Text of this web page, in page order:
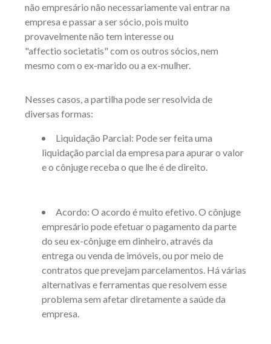
não empresário não necessariamente vai entrar na
empresa e passar a ser sócio, pois muito
provavelmente não tem interesse ou
"affectio societatis" com os outros sócios, nem
mesmo com o ex-marido ou a ex-mulher.
Nesses casos, a partilha pode ser resolvida de
diversas formas:
Liquidação Parcial: Pode ser feita uma
liquidação parcial da empresa para apurar o valor
e o cônjuge receba o que lhe é de direito.
Acordo: O acordo é muito efetivo. O cônjuge
empresário pode efetuar o pagamento da parte
do seu ex-cônjuge em dinheiro, através da
entrega ou venda de imóveis, ou por meio de
contratos que prevejam parcelamentos. Há várias
alternativas e ferramentas que resolvem esse
problema sem afetar diretamente a saúde da
empresa.